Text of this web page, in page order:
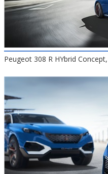
Peugeot 308 R HYbrid